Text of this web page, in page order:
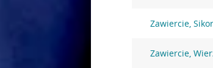
Zawiercie,
Zawiercie,